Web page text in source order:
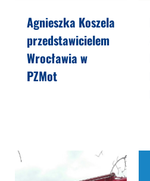
Agnieszka Koszela
przedstawicielem
Wrocławia w
PZMot